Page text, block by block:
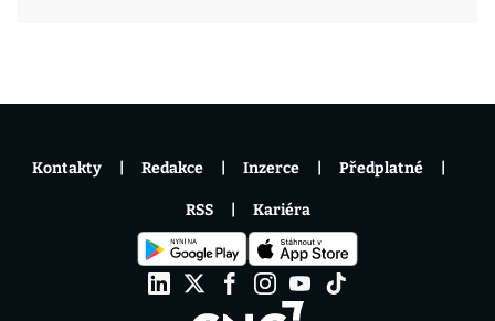
Kontakty Redakce Inzerce Předplatné
RSS Kariéra